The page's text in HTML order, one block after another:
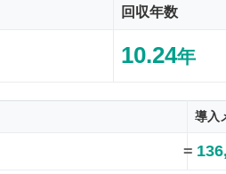
回収年数
10.24年
導入
=